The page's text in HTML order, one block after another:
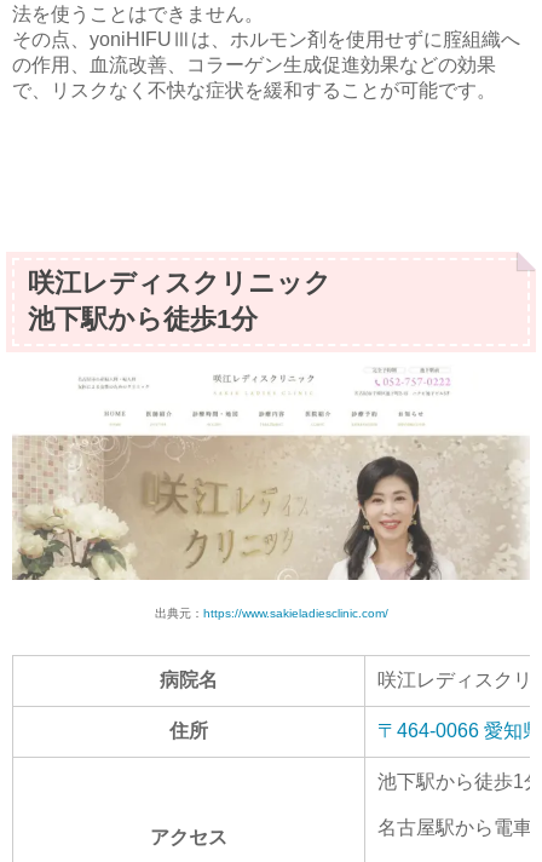
法を使うことはできません。
その点、yoniHIFUⅢは、ホルモン剤を使用せずに腟組織へ
の作用、血流改善、コラーゲン生成促進効果などの効果
で、リスクなく不快な症状を緩和することが可能です。
咲江レディスクリニック
池下駅から徒歩1分
出典元： https://www.sakieladiesclinic.com/
病院名 咲江レディスクリ
住所 〒464-0066 愛知
アクセス
池下駅から徒歩1分
名古屋駅から電車